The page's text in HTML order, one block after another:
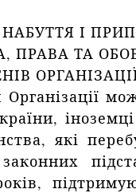
І
ПРАВА ТА
які